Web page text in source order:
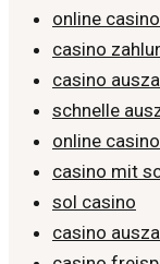
online
casino
casino
schnelle
online
casino mit
sol casino
casino